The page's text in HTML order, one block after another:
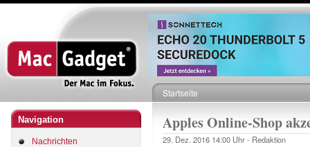
Direkt
zum
Inhalt
Navigation
Nachrichten
Pfadnavigation
Startseite
Apples Online-Shop
29. Dez. 2016 14:00 Uhr - Redaktion